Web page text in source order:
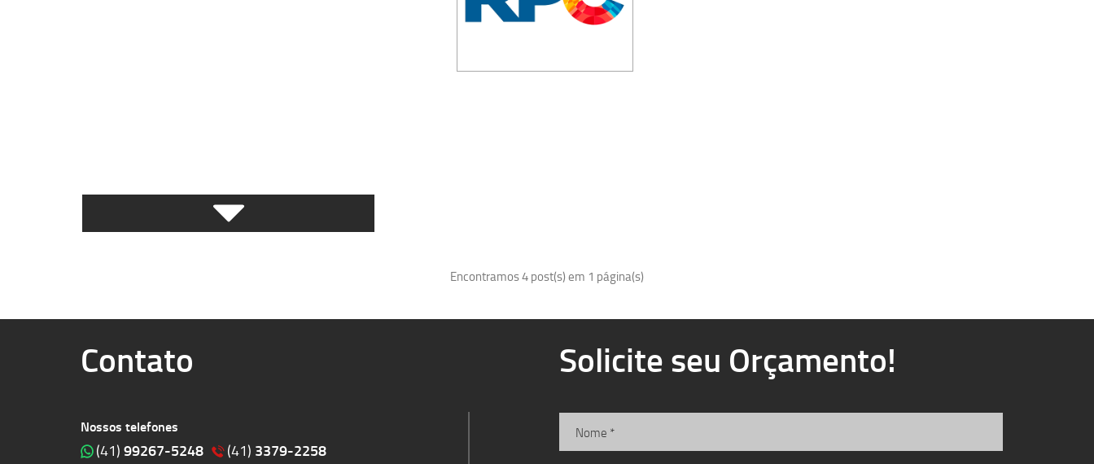
Encontramos 4 post(s) em 1 página(s)
Contato
Nossos telefones
(41) 99267-5248 (41) 3379-2258
Solicite seu Orçamento!